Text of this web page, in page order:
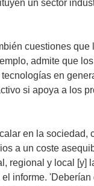
un sector
cuestiones
admite que
en
si apoya a los
en la sociedad,
a un coste
regional y local [y]
informe.